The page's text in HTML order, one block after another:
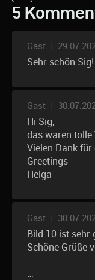
5
Gast
Sehr schön Sig!
Gast
Hi Sig,
das waren tolle
Vielen Dank für
Greetings
Helga
Gast
Bild 10 ist sehr
Schöne Grüße